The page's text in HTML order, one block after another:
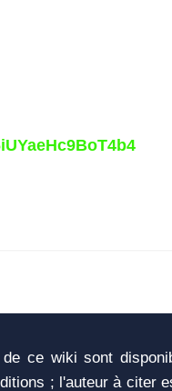
ce wiki sont
; l'auteur à citer